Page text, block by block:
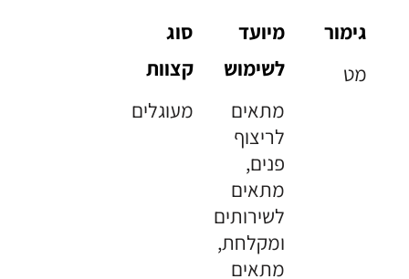
גימור
מט
מיועד
לשימוש
מתאים
לריצוף
פנים,
מתאים
לשירותים
ומקלחת,
מתאים
סוג
קצוות
מעוגלים